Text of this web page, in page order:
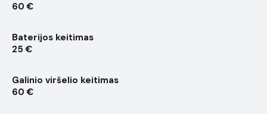
60 €
Baterijos keitimas
25 €
Galinio viršelio keitimas
60 €